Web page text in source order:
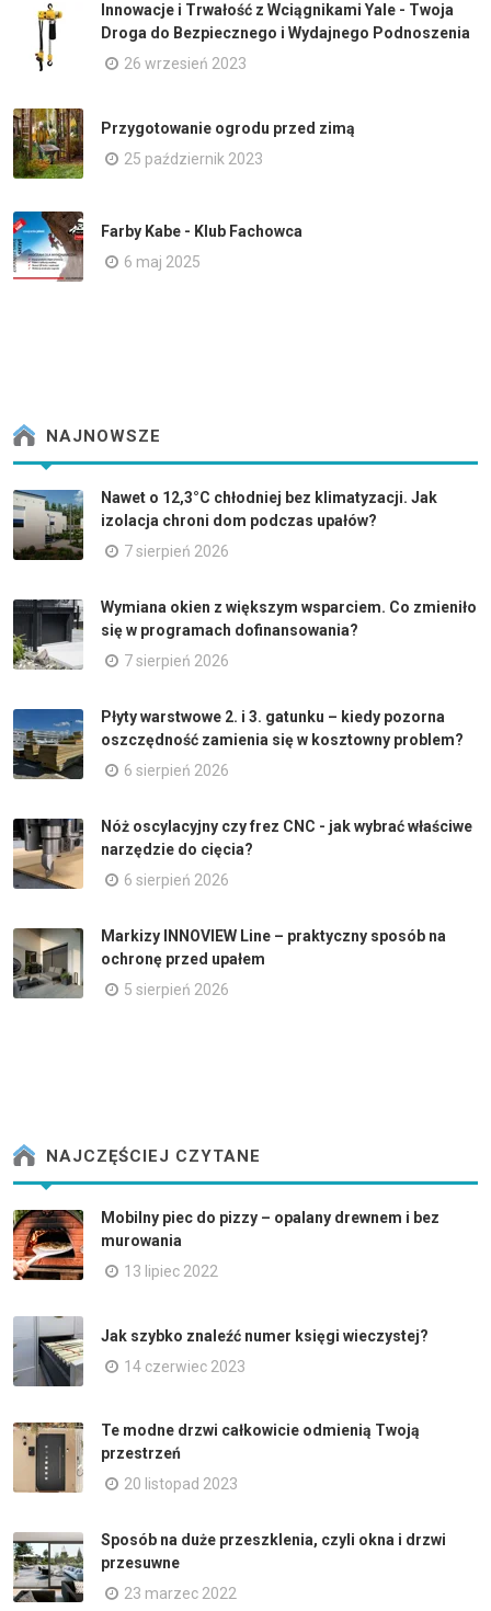
Innowacje i Trwałość z Wciągnikami Yale - Twoja
Droga do Bezpiecznego i Wydajnego Podnoszenia
26 wrzesień 2023
Przygotowanie ogrodu przed zimą
25 październik 2023
Farby Kabe - Klub Fachowca
6 maj 2025
NAJNOWSZE
Nawet o 12,3°C chłodniej bez klimatyzacji. Jak
izolacja chroni dom podczas upałów?
7 sierpień 2026
Wymiana okien z większym wsparciem. Co zmieniło
się w programach dofinansowania?
7 sierpień 2026
Płyty warstwowe 2. i 3. gatunku – kiedy pozorna
oszczędność zamienia się w kosztowny problem?
6 sierpień 2026
Nóż oscylacyjny czy frez CNC - jak wybrać właściwe
narzędzie do cięcia?
6 sierpień 2026
Markizy INNOVIEW Line – praktyczny sposób na
ochronę przed upałem
5 sierpień 2026
NAJCZĘŚCIEJ CZYTANE
Mobilny piec do pizzy – opalany drewnem i bez
murowania
13 lipiec 2022
Jak szybko znaleźć numer księgi wieczystej?
14 czerwiec 2023
Te modne drzwi całkowicie odmienią Twoją
przestrzeń
20 listopad 2023
Sposób na duże przeszklenia, czyli okna i drzwi
przesuwne
23 marzec 2022